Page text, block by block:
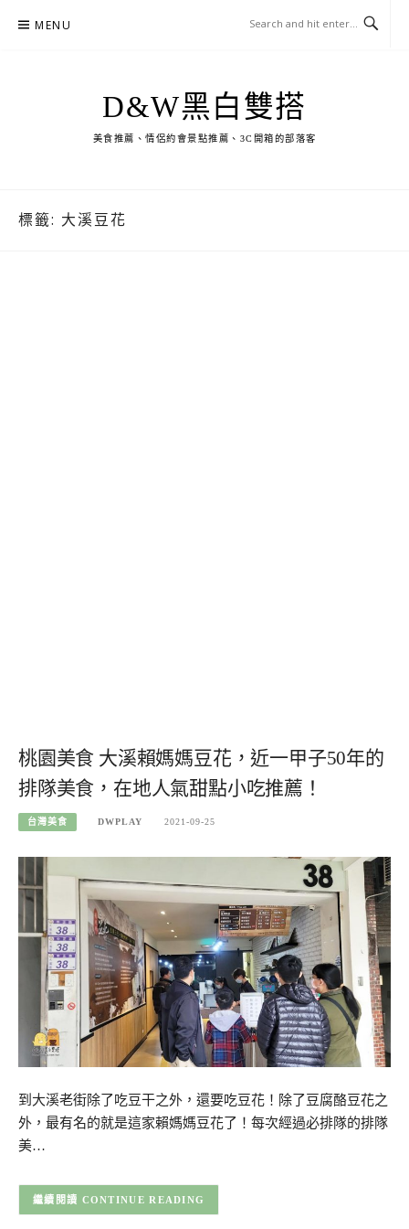
MENU
D&W黑白雙搭
美食推薦、情侶約會景點推薦、3C開箱的部落客
標籤: 大溪豆花
桃園美食 大溪賴媽媽豆花，近一甲子50年的
排隊美食，在地人氣甜點小吃推薦！
台灣美食 DWPLAY 2021-09-25
到大溪老街除了吃豆干之外，還要吃豆花！除了豆腐酪豆花之
外，最有名的就是這家賴媽媽豆花了！每次經過必排隊的排隊
美…
CONTINUE READING